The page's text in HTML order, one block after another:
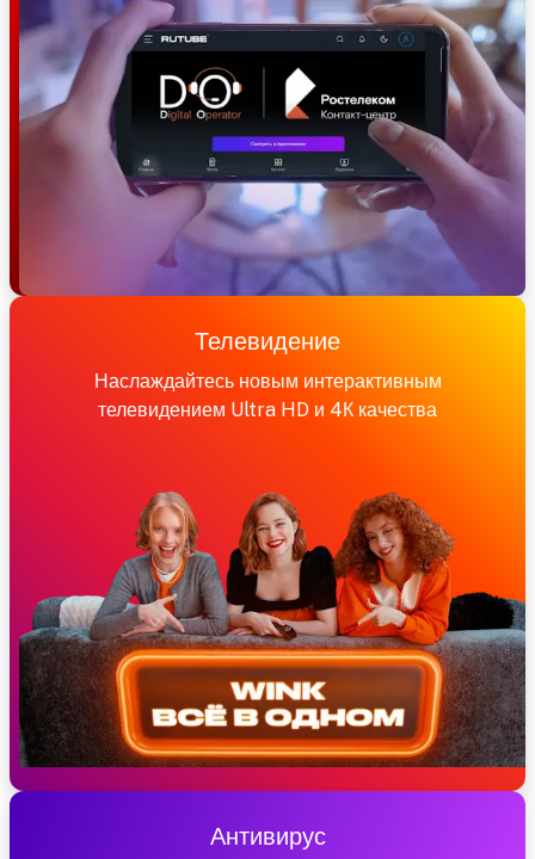
Телевидение
Наслаждайтесь новым интерактивным
телевидением Ultra HD и 4К качества
Антивирус